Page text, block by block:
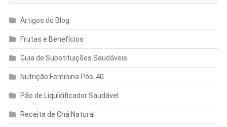
Artigos do Blog
Frutas e Benefícios
Guia de Substituições Saudáveis
Nutrição Feminina Pós-40
Pão de Liquidificador Saudável
Receita de Chá Natural